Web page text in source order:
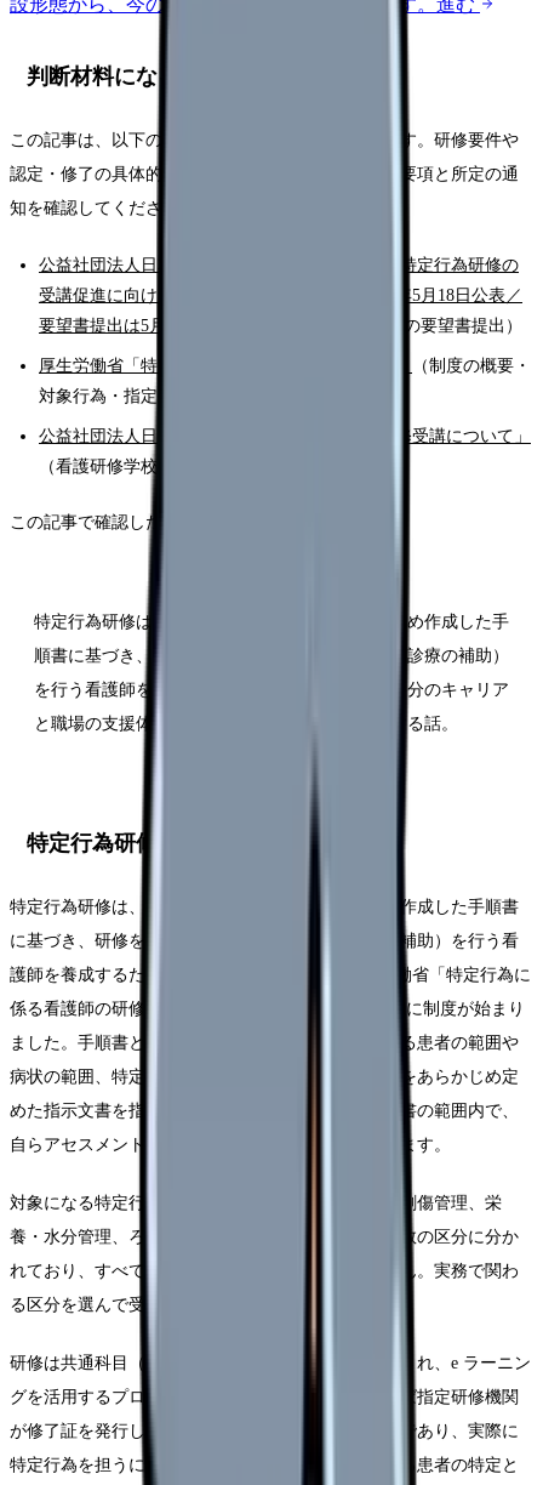
判断材料になる一次情報
この記事は、以下の一次情報をもとに整理しています。研修要件や
認定・修了の具体的な手続きは、各研修機関の募集要項と所定の通
知を確認してください。
公益社団法人日本看護協会 ニュースリリース「特定行為研修の
受講促進に向けた仕組みの構築を要望」（2026年5月18日公表／
要望書提出は5月13日）
（厚生労働省医政局長への要望書提出）
厚生労働省「特定行為に係る看護師の研修制度」
（制度の概要・
対象行為・指定研修機関）
公益社団法人日本看護協会「本会の特定行為研修受講について」
（看護研修学校の研修概要）
この記事で確認したいポイントは、次のとおりです。
特定行為研修は、医師または歯科医師があらかじめ作成した手
順書に基づき、研修を修了した区分の特定行為（診療の補助）
を行う看護師を養成する制度。受講するかは、自分のキャリア
と職場の支援体制を、両方の角度から見て判断する話。
特定行為研修とは何か
特定行為研修は、医師または歯科医師があらかじめ作成した手順書
に基づき、研修を修了した区分の特定行為（診療の補助）を行う看
護師を養成するための研修制度です(Source: 厚生労働省「特定行為に
係る看護師の研修制度」)。2015年（平成27年）10月に制度が始まり
ました。手順書とは、医師・歯科医師が、対象となる患者の範囲や
病状の範囲、特定行為を行うときの判断の基準などをあらかじめ定
めた指示文書を指します。研修修了者は、この手順書の範囲内で、
自らアセスメントを行ったうえで特定行為を実施します。
対象になる特定行為は、呼吸器関連、循環器関連、創傷管理、栄
養・水分管理、ろう孔管理、薬剤投与関連など、複数の区分に分か
れており、すべての区分を受講する必要はありません。実務で関わ
る区分を選んで受講する形が一般的です。
研修は共通科目（座学・演習）と区分別科目で構成され、e ラーニン
グを活用するプログラムも増えています。修了すれば指定研修機関
が修了証を発行します。ただし、修了は前提の一つであり、実際に
特定行為を担うには、勤務先で医師・歯科医師による患者の特定と